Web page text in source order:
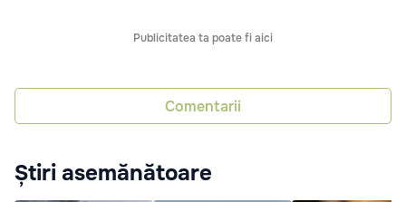
Publicitatea ta poate fi aici
Comentarii
Știri asemănătoare